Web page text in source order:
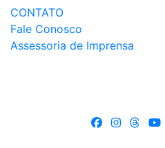
CONTATO
Fale Conosco
Assessoria de Imprensa